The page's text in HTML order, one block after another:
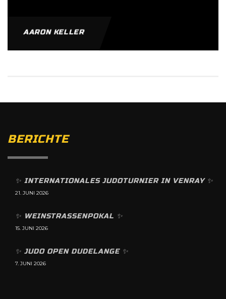
AARON KELLER
BERICHTE
✨️ INTERNATIONALES JUDOTURNIER IN VENRAY ✨️
21. JUNI 2026
✨️ WEINSTRASSENPOKAL ✨️
15. JUNI 2026
✨️ JUDO OPEN DUDELANGE ✨️
7. JUNI 2026